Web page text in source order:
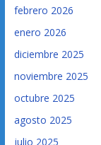
febrero 2026
enero 2026
diciembre 2025
noviembre 2025
octubre 2025
agosto 2025
julio 2025